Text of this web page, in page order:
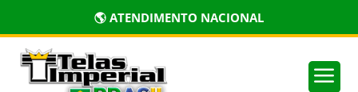
🌎 ATENDIMENTO NACIONAL
a